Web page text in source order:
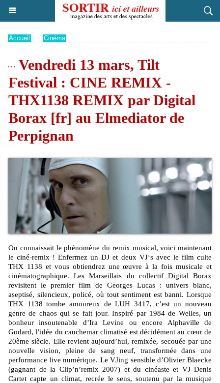
Accueil Cinéma
Vendredi 13 mars, Tilt
Festival : CINE REMIX -
THX1138 REMIX par Digital
Borax [fr] au Elmediator de
Perpignan
On connaissait le phénomène du remix musical, voici maintenant
le ciné-remix ! Enfermez un DJ et deux VJ‘s avec le film culte
THX 1138 et vous obtiendrez une œuvre à la fois musicale et
cinématographique. Les Marseillais du collectif Digital Borax
revisitent le premier film de Georges Lucas : univers blanc,
aseptisé, silencieux, policé, où tout sentiment est banni. Lorsque
THX 1138 tombe amoureux de LUH 3417, c’est un nouveau
genre de chaos qui se fait jour. Inspiré par 1984 de Welles, un
bonheur insoutenable d’Ira Levine ou encore Alphaville de
Godard, l’idée du cauchemar climatisé est décidément au cœur de
20ème siècle. Elle revient aujourd’hui, remixée, secouée par une
nouvelle vision, pleine de sang neuf, transformée dans une
performance live numérique. Le VJing sensible d’Olivier Blaecke
(gagnant de la Clip’n’remix 2007) et du cinéaste et VJ Denis
Cartet capte un climat, recrée le sens, soutenu par la musique